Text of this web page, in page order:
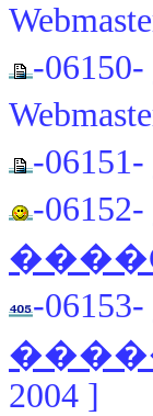
-06150-
-06151-
-06152-
-06153-
2004 ]